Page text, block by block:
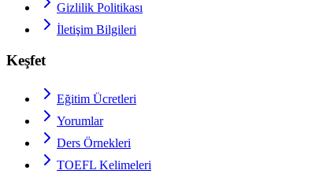
Gizlilik Politikası
İletişim Bilgileri
Keşfet
Eğitim Ücretleri
Yorumlar
Ders Örnekleri
TOEFL Kelimeleri